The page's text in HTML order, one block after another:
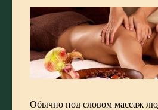
Обычно под словом массаж